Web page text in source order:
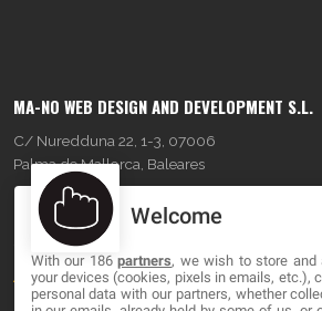
MA-NO WEB DESIGN AND DEVELOPMENT S.L.
C/ Nuredduna 22, 1-3, 07006
Palma de Mallorca, Baleares
OUR COMPANY
About
Welcome
With our 186partners, we wish to store
your devices (cookies, pixels in emails, etc.),
personal data with our partners, whether